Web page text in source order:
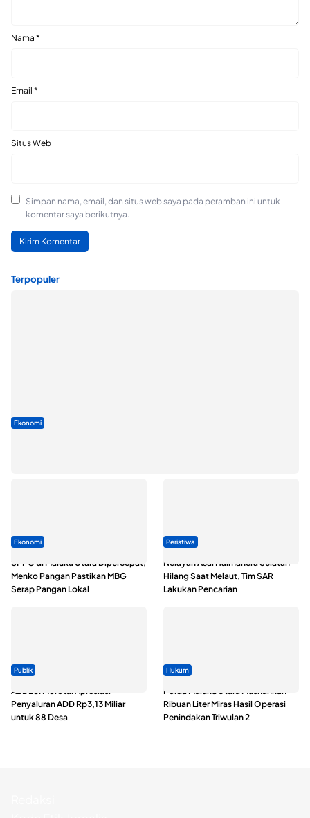
Nama *
Email *
Situs Web
Simpan nama, email, dan situs web saya pada peramban ini untuk
komentar saya berikutnya.
Terpopuler
Ekonomi
Ekonomi
SPPG di Maluku Utara Dipercepat,
Menko Pangan Pastikan MBG
Serap Pangan Lokal
Peristiwa
Nelayan Asal Halmahera Selatan
Hilang Saat Melaut, Tim SAR
Lakukan Pencarian
Publik
ABDESI Morotai Apresiasi
Penyaluran ADD Rp3,13 Miliar
untuk 88 Desa
Hukum
Polda Maluku Utara Musnahkan
Ribuan Liter Miras Hasil Operasi
Penindakan Triwulan 2